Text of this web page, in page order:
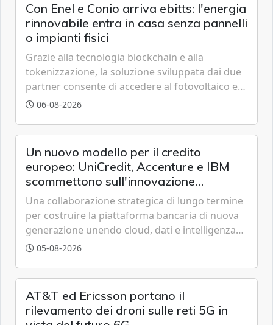
Con Enel e Conio arriva ebitts: l'energia
rinnovabile entra in casa senza pannelli
o impianti fisici
Grazie alla tecnologia blockchain e alla
tokenizzazione, la soluzione sviluppata dai due
partner consente di accedere al fotovoltaico e
all'eolico ottenendo risparmi diretti in bolletta,
06-08-2026
Un nuovo modello per il credito
europeo: UniCredit, Accenture e IBM
scommettono sull'innovazione
tecnologica
Una collaborazione strategica di lungo termine
per costruire la piattaforma bancaria di nuova
generazione unendo cloud, dati e intelligenza
artificiale.
05-08-2026
AT&T ed Ericsson portano il
rilevamento dei droni sulle reti 5G in